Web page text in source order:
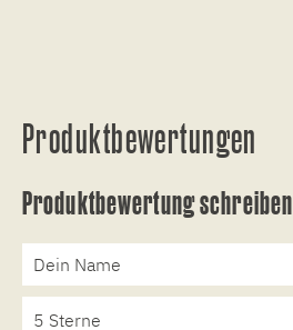
Produktbewertungen
Produktbewertung schreiben